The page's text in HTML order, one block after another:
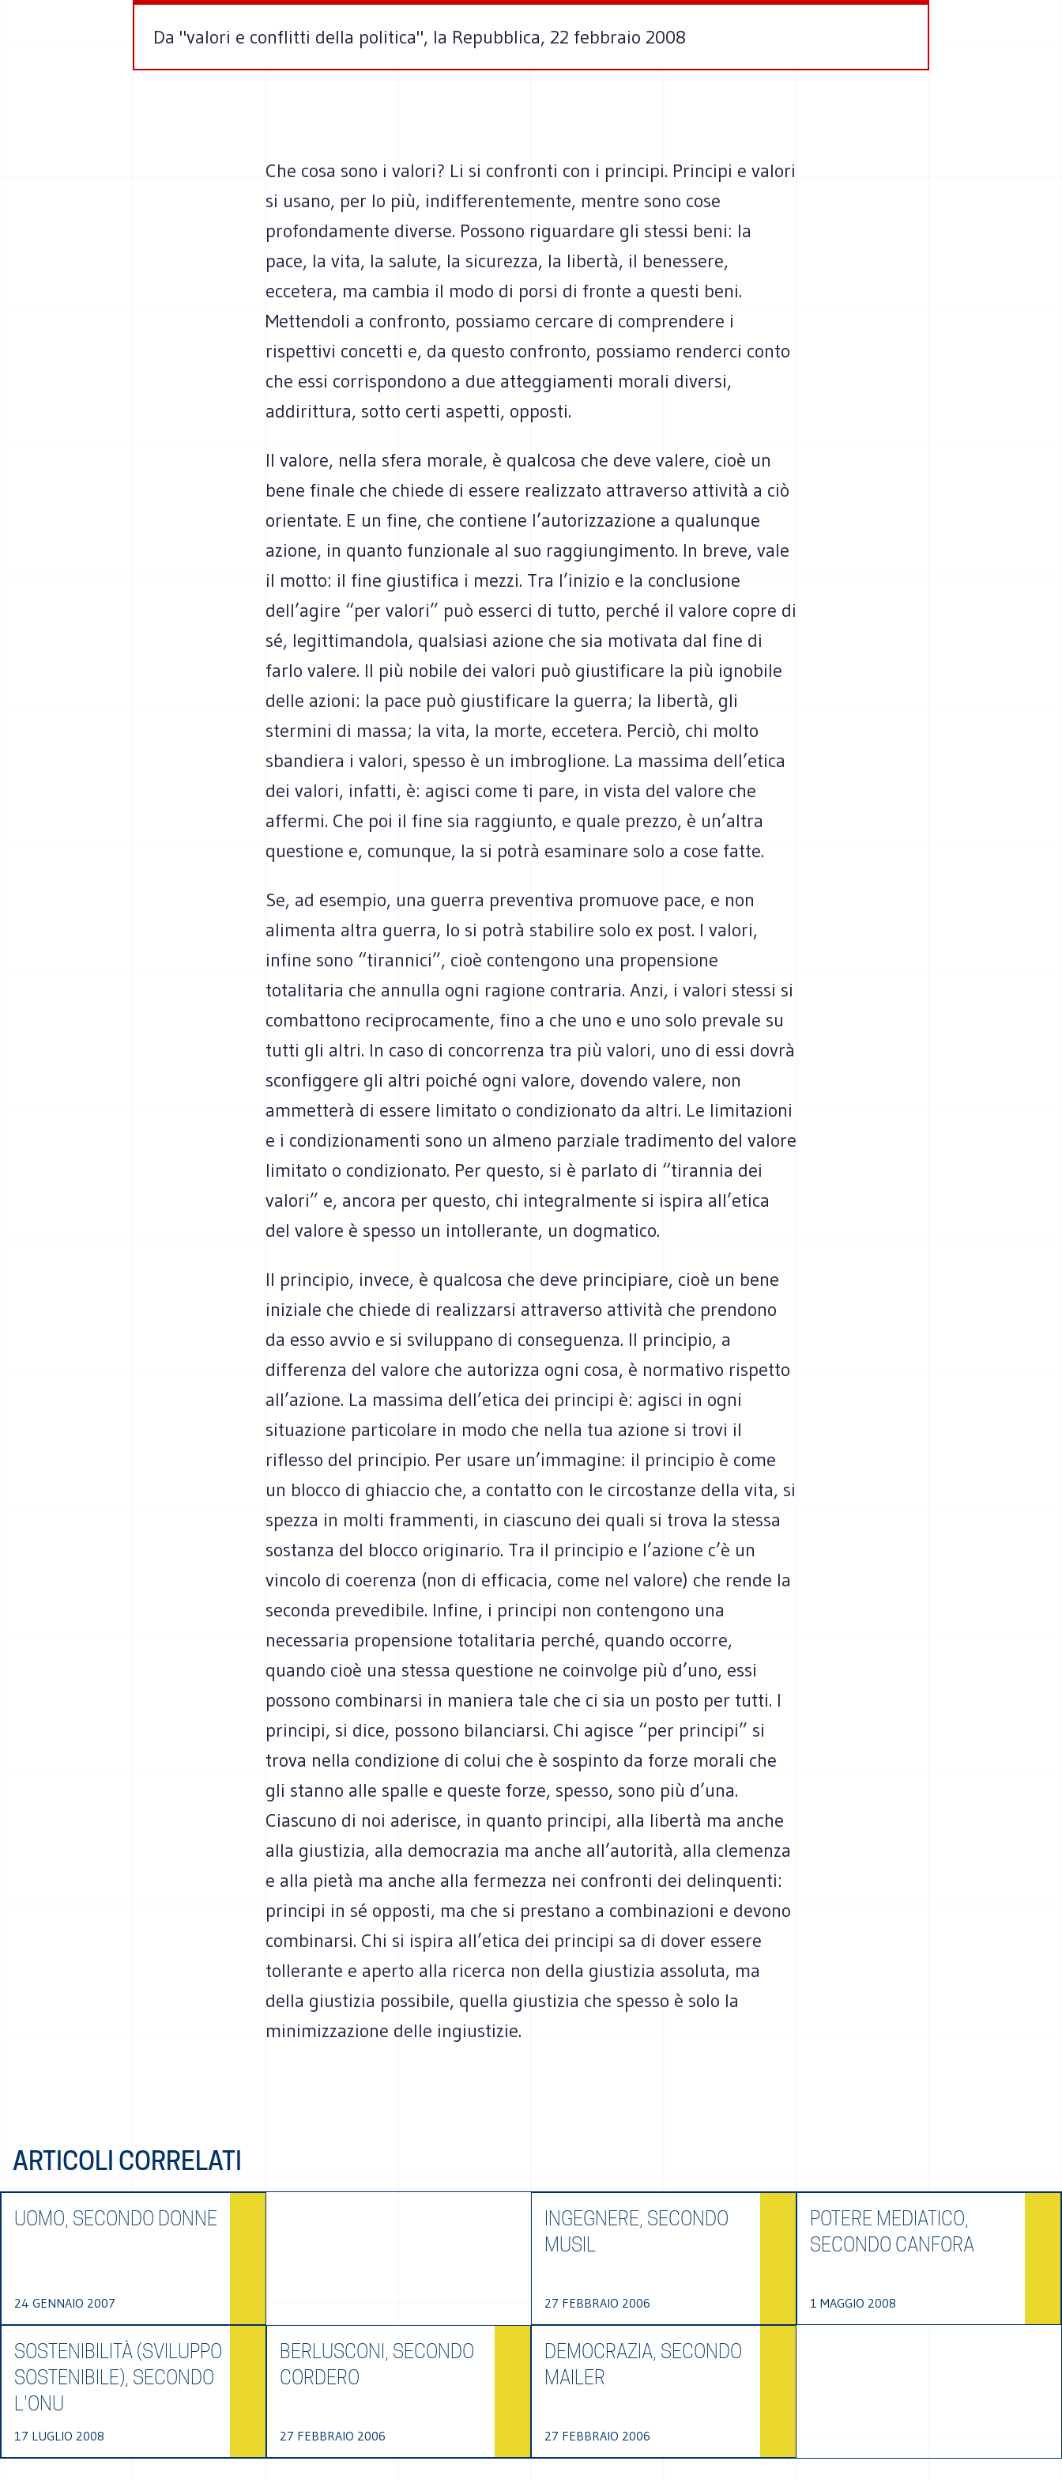
Da "valori e conflitti della politica", la Repubblica, 22 febbraio 2008
Che cosa sono i valori? Li si confronti con i principi. Principi e valori
si usano, per lo più, indifferentemente, mentre sono cose
profondamente diverse. Possono riguardare gli stessi beni: la
pace, la vita, la salute, la sicurezza, la libertà, il benessere,
eccetera, ma cambia il modo di porsi di fronte a questi beni.
Mettendoli a confronto, possiamo cercare di comprendere i
rispettivi concetti e, da questo confronto, possiamo renderci conto
che essi corrispondono a due atteggiamenti morali diversi,
addirittura, sotto certi aspetti, opposti.
Il valore, nella sfera morale, è qualcosa che deve valere, cioè un
bene finale che chiede di essere realizzato attraverso attività a ciò
orientate. E un fine, che contiene l’autorizzazione a qualunque
azione, in quanto funzionale al suo raggiungimento. In breve, vale
il motto: il fine giustifica i mezzi. Tra l’inizio e la conclusione
dell’agire “per valori” può esserci di tutto, perché il valore copre di
sé, legittimandola, qualsiasi azione che sia motivata dal fine di
farlo valere. Il più nobile dei valori può giustificare la più ignobile
delle azioni: la pace può giustificare la guerra; la libertà, gli
stermini di massa; la vita, la morte, eccetera. Perciò, chi molto
sbandiera i valori, spesso è un imbroglione. La massima dell’etica
dei valori, infatti, è: agisci come ti pare, in vista del valore che
affermi. Che poi il fine sia raggiunto, e quale prezzo, è un’altra
questione e, comunque, la si potrà esaminare solo a cose fatte.
Se, ad esempio, una guerra preventiva promuove pace, e non
alimenta altra guerra, lo si potrà stabilire solo ex post. I valori,
infine sono “tirannici”, cioè contengono una propensione
totalitaria che annulla ogni ragione contraria. Anzi, i valori stessi si
combattono reciprocamente, fino a che uno e uno solo prevale su
tutti gli altri. In caso di concorrenza tra più valori, uno di essi dovrà
sconfiggere gli altri poiché ogni valore, dovendo valere, non
ammetterà di essere limitato o condizionato da altri. Le limitazioni
e i condizionamenti sono un almeno parziale tradimento del valore
limitato o condizionato. Per questo, si è parlato di “tirannia dei
valori” e, ancora per questo, chi integralmente si ispira all’etica
del valore è spesso un intollerante, un dogmatico.
Il principio, invece, è qualcosa che deve principiare, cioè un bene
iniziale che chiede di realizzarsi attraverso attività che prendono
da esso avvio e si sviluppano di conseguenza. Il principio, a
differenza del valore che autorizza ogni cosa, è normativo rispetto
all’azione. La massima dell’etica dei principi è: agisci in ogni
situazione particolare in modo che nella tua azione si trovi il
riflesso del principio. Per usare un’immagine: il principio è come
un blocco di ghiaccio che, a contatto con le circostanze della vita, si
spezza in molti frammenti, in ciascuno dei quali si trova la stessa
sostanza del blocco originario. Tra il principio e l’azione c’è un
vincolo di coerenza (non di efficacia, come nel valore) che rende la
seconda prevedibile. Infine, i principi non contengono una
necessaria propensione totalitaria perché, quando occorre,
quando cioè una stessa questione ne coinvolge più d’uno, essi
possono combinarsi in maniera tale che ci sia un posto per tutti. I
principi, si dice, possono bilanciarsi. Chi agisce “per principi” si
trova nella condizione di colui che è sospinto da forze morali che
gli stanno alle spalle e queste forze, spesso, sono più d’una.
Ciascuno di noi aderisce, in quanto principi, alla libertà ma anche
alla giustizia, alla democrazia ma anche all’autorità, alla clemenza
e alla pietà ma anche alla fermezza nei confronti dei delinquenti:
principi in sé opposti, ma che si prestano a combinazioni e devono
combinarsi. Chi si ispira all’etica dei principi sa di dover essere
tollerante e aperto alla ricerca non della giustizia assoluta, ma
della giustizia possibile, quella giustizia che spesso è solo la
minimizzazione delle ingiustizie.
ARTICOLI CORRELATI
UOMO, SECONDO DONNE
24 GENNAIO 2007
INGEGNERE, SECONDO
MUSIL
27 FEBBRAIO 2006
POTERE MEDIATICO,
SECONDO CANFORA
1 MAGGIO 2008
SOSTENIBILITÀ (SVILUPPO
SOSTENIBILE), SECONDO
L'ONU
17 LUGLIO 2008
BERLUSCONI, SECONDO
CORDERO
27 FEBBRAIO 2006
DEMOCRAZIA, SECONDO
MAILER
27 FEBBRAIO 2006